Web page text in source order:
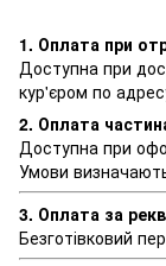
1. Оплата при
Доступна при
кур'єром по
2. Оплата
Доступна при
Умови
3. Оплата за
Безготівковий